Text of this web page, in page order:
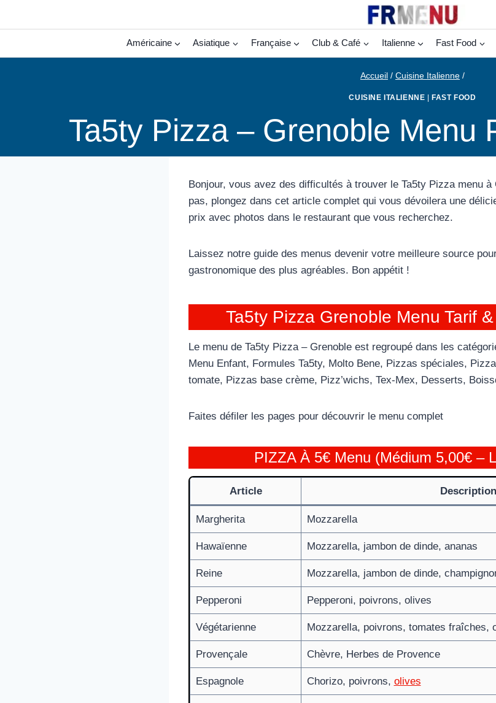
Américaine Asiatique Française Club & Café Italienne Fast Food
Accueil / Cuisine Italienne /
CUISINE ITALIENNE |FAST FOOD
Ta5ty Pizza – Grenoble Menu
Bonjour, vous avez des difficultés à trouver le Ta5ty Pizza menu
pas, plongez dans cet article complet qui vous dévoilera une
prix avec photos dans le restaurant que vous recherchez.
Laissez notre guide des menus devenir votre meilleure source
gastronomique des plus agréables. Bon appétit !
Ta5ty Pizza Grenoble Menu Tarif
Le menu de Ta5ty Pizza – Grenoble est regroupé dans les
Menu Enfant, Formules Ta5ty, Molto Bene, Pizzas spéciales,
tomate, Pizzas base crème, Pizz’wichs, Tex-Mex, Desserts,
Faites défiler les pages pour découvrir le menu complet
PIZZA À 5€ Menu (Médium 5,00€ –
Article Description
Margherita Mozzarella
Hawaïenne Mozzarella, jambon de dinde, ananas
Reine Mozzarella, jambon de dinde,
Pepperoni Pepperoni, poivrons, olives
Végétarienne Mozzarella, poivrons, tomates fraîches,
Provençale Chèvre, Herbes de Provence
Espagnole Chorizo, poivrons, olives